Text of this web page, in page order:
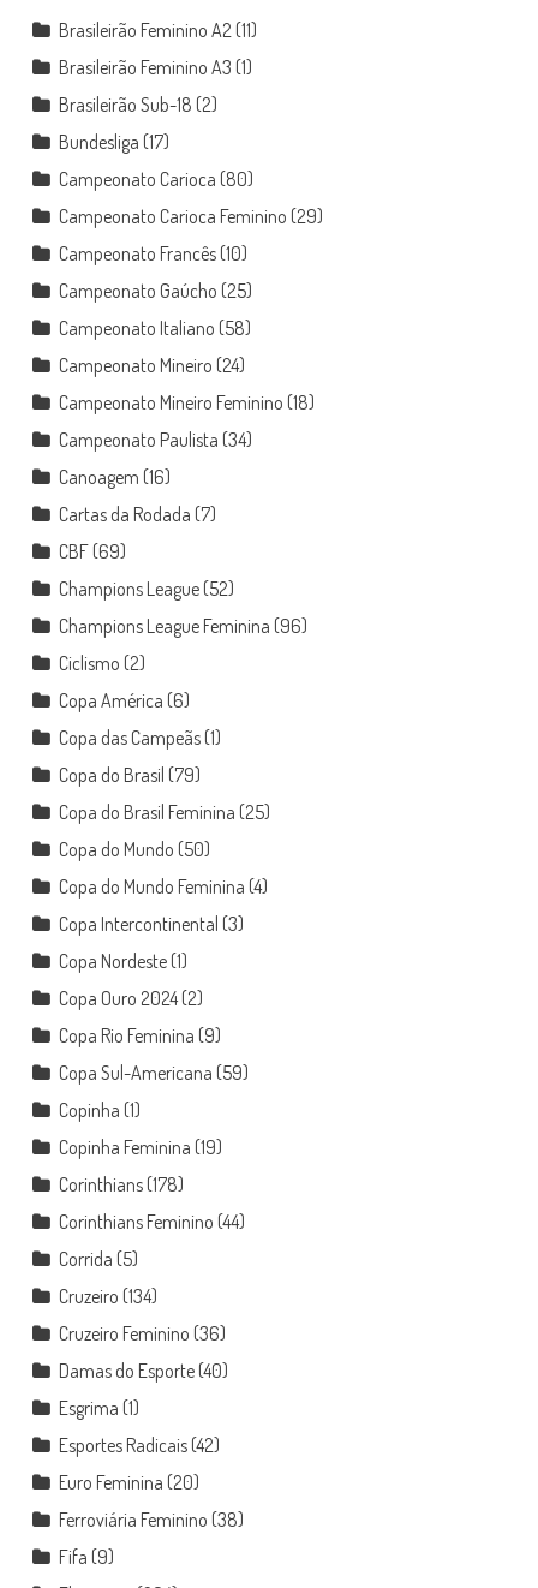
Brasileirão Feminino A2 (11)
Brasileirão Feminino A3 (1)
Brasileirão Sub-18 (2)
Bundesliga (17)
Campeonato Carioca (80)
Campeonato Carioca Feminino (29)
Campeonato Francês(10)
Campeonato Gaúcho (25)
Campeonato Italiano (58)
Campeonato Mineiro (24)
Campeonato Mineiro Feminino (18)
Campeonato Paulista (34)
Canoagem (16)
Cartas da Rodada (7)
CBF(69)
Champions League(52)
Champions League Feminina (96)
Ciclismo (2)
Copa América (6)
Copa das Campeãs(1)
Copa do Brasil (79)
Copa do Brasil Feminina (25)
Copa do Mundo (50)
Copa do Mundo Feminina (4)
Copa Intercontinental (3)
Copa Nordeste(1)
Copa Ouro 2024(2)
Copa Rio Feminina (9)
Copa Sul-Americana (59)
Copinha (1)
Copinha Feminina (19)
Corinthians(178)
Corinthians Feminino (44)
Corrida (5)
Cruzeiro (134)
Cruzeiro Feminino (36)
Damas do Esporte(40)
Esgrima (1)
Esportes Radicais(42)
Euro Feminina (20)
Ferroviária Feminino (38)
Fifa (9)